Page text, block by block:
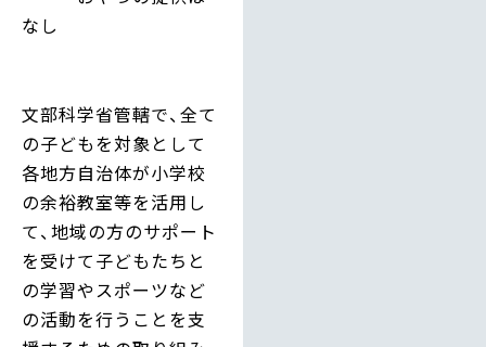
なし
文部科学省管轄で、全て
の子どもを対象として
各地方自治体が小学校
の余裕教室等を活用し
て、地域の方のサポート
を受けて子どもたちと
の学習やスポーツなど
の活動を行うことを支